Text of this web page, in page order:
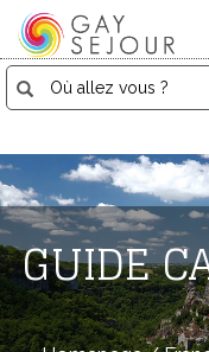
GUIDE